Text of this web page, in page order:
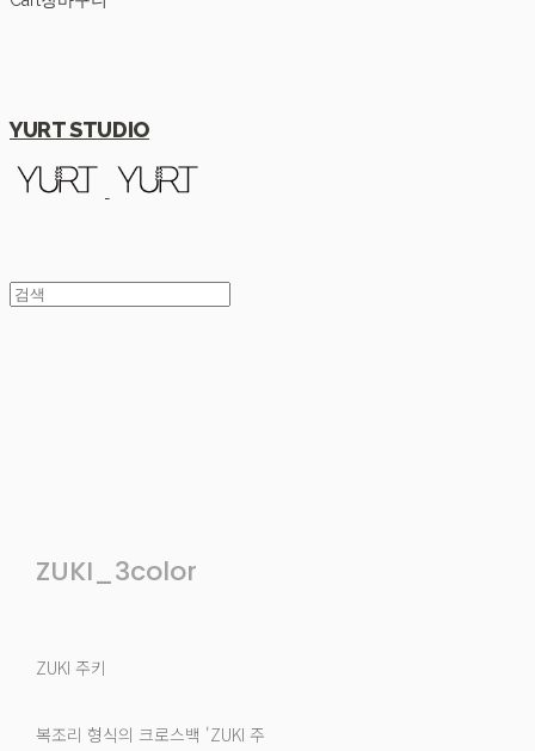
YURT STUDIO
ZUKI_3color
ZUKI 주키
복조리 형식의 크로스백 'ZUKI 주